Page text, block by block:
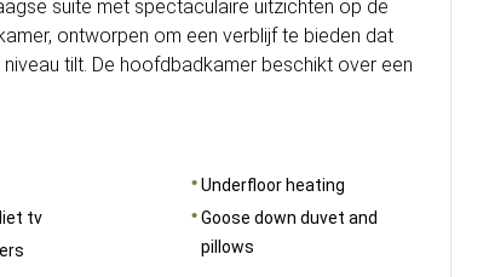
suite met spectaculaire uitzichten op de
ontworpen om een verblijf te bieden dat
tilt. De hoofdbadkamer beschikt over een
tv
Underfloor heating
Goose down duvet and
pillows